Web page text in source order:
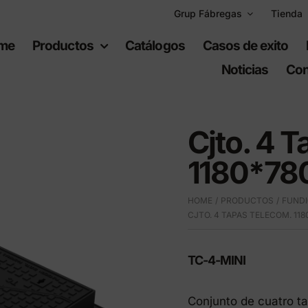
Grup Fábregas Tienda
Productos
urbano
de polietileno
Espacios
recreativos
Juegos infantiles
Catálogos Casos de exito
Noticias
Cjto. 4
HOME PRODUCTOS
CJTO. 4 TAPAS TELECOM.
TC-4-MINI
Conjunto de cuatro